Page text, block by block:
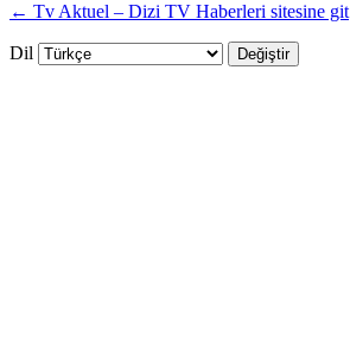
← Tv Aktuel – Dizi TV Haberleri sitesine git
Dil